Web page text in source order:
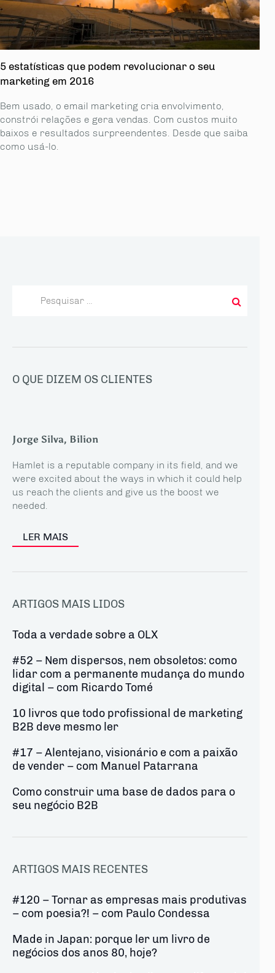
5 estatísticas que podem revolucionar o seu
marketing em 2016
Bem usado, o email marketing cria envolvimento,
constrói relações e gera vendas. Com custos muito
baixos e resultados surpreendentes. Desde que saiba
como usá-lo.
O QUE DIZEM OS CLIENTES
Jorge Silva, Bilion
Hamlet is a reputable company in its field, and we
were excited about the ways in which it could help
us reach the clients and give us the boost we
needed.
LER MAIS
ARTIGOS MAIS LIDOS
Toda a verdade sobre a OLX
#52 – Nem dispersos, nem obsoletos: como
lidar com a permanente mudança do mundo
digital – com Ricardo Tomé
10 livros que todo profissional de marketing
B2B deve mesmo ler
#17 – Alentejano, visionário e com a paixão
de vender – com Manuel Patarrana
Como construir uma base de dados para o
seu negócio B2B
ARTIGOS MAIS RECENTES
#120 – Tornar as empresas mais produtivas
– com poesia?! – com Paulo Condessa
Made in Japan: porque ler um livro de
negócios dos anos 80, hoje?